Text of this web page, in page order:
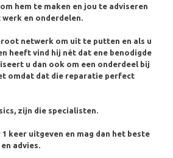
hem te maken en jou te adviseren
en onderdelen.
netwerk om uit te putten en als u
heeft vind hij nét dat ene benodigde
u dan ook om een onderdeel bij
omdat dat die reparatie perfect
zijn die specialisten.
1 keer uitgeven en mag dan het beste
advies.